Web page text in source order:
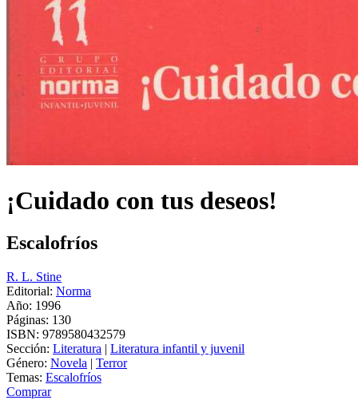
¡Cuidado con tus deseos!
Escalofríos
R. L. Stine
Editorial: Norma
Año: 1996
Páginas: 130
ISBN: 9789580432579
Sección: Literatura | Literatura infantil y juvenil
Género: Novela | Terror
Temas: Escalofríos
Comprar